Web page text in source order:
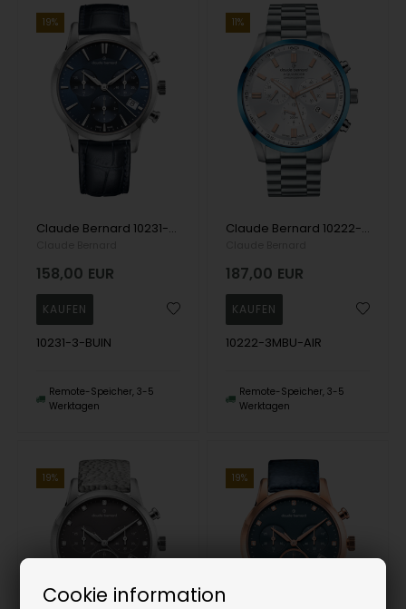
Cookie information
19%
Claude Bernard 10231-3-BUIN Damenuhr Classic Chronograph 35mm 5ATM Armbanduhr
158,00 EUR
10231-3-BUIN
Remote-Speicher, 3-5
Werktagen
11%
Claude Bernard 10222-3MBU-AIR Herrenuhr Aquarider Chronograph 44mm 20ATM Armbanduhr
187,00 EUR
10222-3MBU-AIR
Remote-Speicher, 3-5
Werktagen
19% 19%